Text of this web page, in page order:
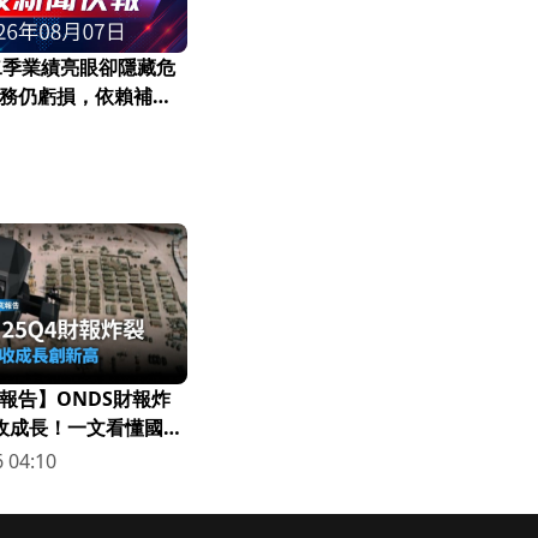
業績亮眼卻隱藏危
仍虧損，依賴補貼
告】ONDS財報炸
成長！一文看懂國防
04:10